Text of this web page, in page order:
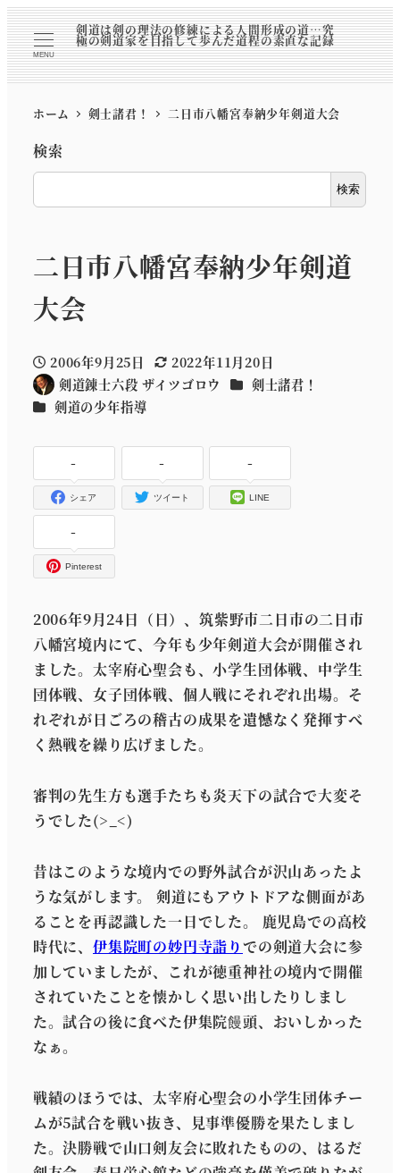
MENU
剣道は剣の理法の修練による人間形成の道…究
極の剣道家を目指して歩んだ道程の素直な記録
ホーム 剣士諸君！ 二日市八幡宮奉納少年剣道大会
検索
検索
二日市八幡宮奉納少年剣道
大会
投稿日
2006年9月25日
更新日
2022年11月20日
著
者
剣道錬士六段 ザイツゴロウ カテゴリー
剣士諸君！
カテゴリー
剣道の少年指導
-
シェア
-
ツイート
-
LINE
-
Pinterest
2006年9月24日（日）、筑紫野市二日市の二日市
八幡宮境内にて、今年も少年剣道大会が開催され
ました。太宰府心聖会も、小学生団体戦、中学生
団体戦、女子団体戦、個人戦にそれぞれ出場。そ
れぞれが日ごろの稽古の成果を遺憾なく発揮すべ
く熱戦を繰り広げました。
審判の先生方も選手たちも炎天下の試合で大変そ
うでした(>_<)
昔はこのような境内での野外試合が沢山あったよ
うな気がします。 剣道にもアウトドアな側面があ
ることを再認識した一日でした。 鹿児島での高校
時代に、 伊集院町の妙円寺詣りでの剣道大会に参
加していましたが、これが徳重神社の境内で開催
されていたことを懐かしく思い出したりしまし
た。試合の後に食べた伊集院饅頭、おいしかった
なぁ。
戦績のほうでは、太宰府心聖会の小学生団体チー
ムが5試合を戦い抜き、見事準優勝を果たしまし
た。決勝戦で山口剣友会に敗れたものの、はるだ